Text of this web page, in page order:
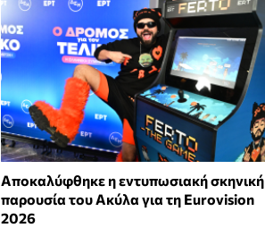
Αποκαλύφθηκε η εντυπωσιακή σκηνική
παρουσία του Aκύλα για τη Eurovision
2026